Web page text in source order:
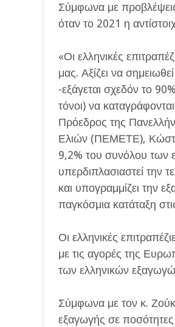
Σύμφωνα με
όταν το 2021 η
«Οι ελληνικές
μας. Αξίζει να
-εξάγεται σχεδόν το
τόνοι) να
Πρόεδρος της
Ελιών (ΠΕΜΕΤΕ),
9,2% του συνόλου των
υπερδιπλασιαστεί την
και υπογραμμίζει την
παγκόσμια κατάταξη
Οι ελληνικές
με τις αγορές της
των ελληνικών
Σύμφωνα με τον κ.
εξαγωγής σε